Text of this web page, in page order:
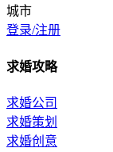
城市
登录/注册
求婚攻略
求婚公司
求婚策划
求婚创意